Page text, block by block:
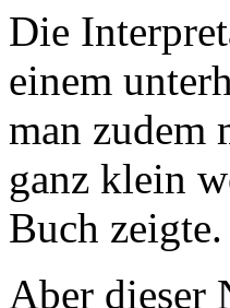
Die
einem
man zudem
ganz klein
Buch zeigte.
Aber dieser